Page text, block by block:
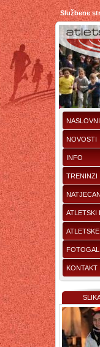
Službene
NOVOSTI
INFO
TRENINZI
ATLETSKI
KONTAKT